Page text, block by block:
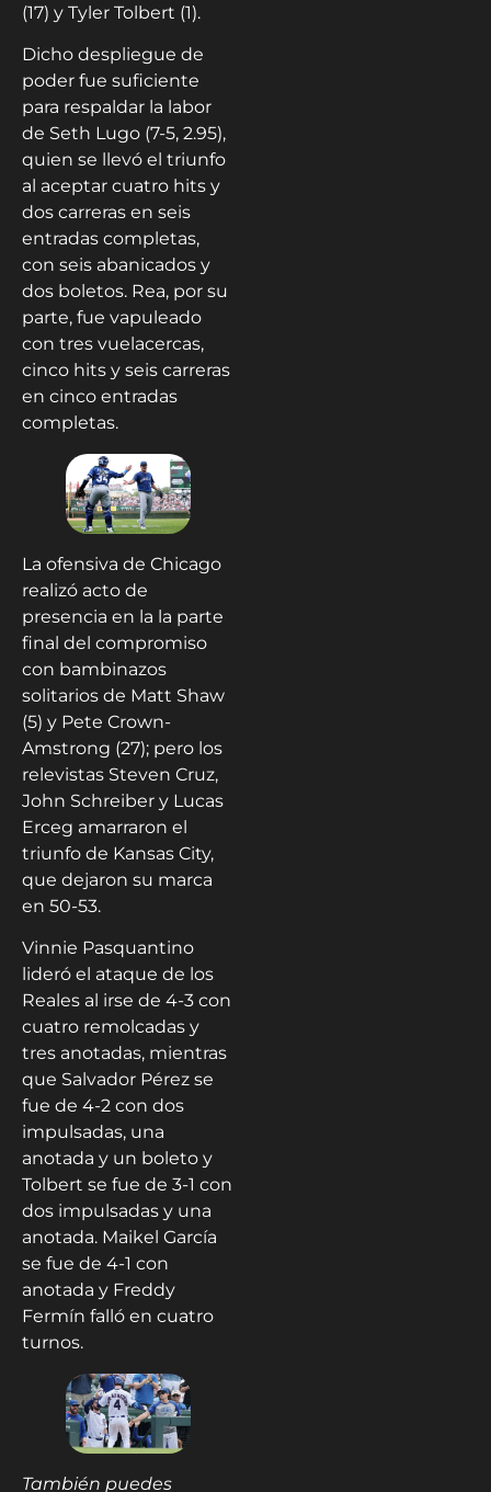
(17) y Tyler Tolbert (1).
Dicho despliegue de
poder fue suficiente
para respaldar la labor
de Seth Lugo (7-5, 2.95),
quien se llevó el triunfo
al aceptar cuatro hits y
dos carreras en seis
entradas completas,
con seis abanicados y
dos boletos. Rea, por su
parte, fue vapuleado
con tres vuelacercas,
cinco hits y seis carreras
en cinco entradas
completas.
La ofensiva de Chicago
realizó acto de
presencia en la la parte
final del compromiso
con bambinazos
solitarios de Matt Shaw
(5) y Pete Crown-
Amstrong (27); pero los
relevistas Steven Cruz,
John Schreiber y Lucas
Erceg amarraron el
triunfo de Kansas City,
que dejaron su marca
en 50-53.
Vinnie Pasquantino
lideró el ataque de los
Reales al irse de 4-3 con
cuatro remolcadas y
tres anotadas, mientras
que Salvador Pérez se
fue de 4-2 con dos
impulsadas, una
anotada y un boleto y
Tolbert se fue de 3-1 con
dos impulsadas y una
anotada. Maikel García
se fue de 4-1 con
anotada y Freddy
Fermín falló en cuatro
turnos.
También puedes